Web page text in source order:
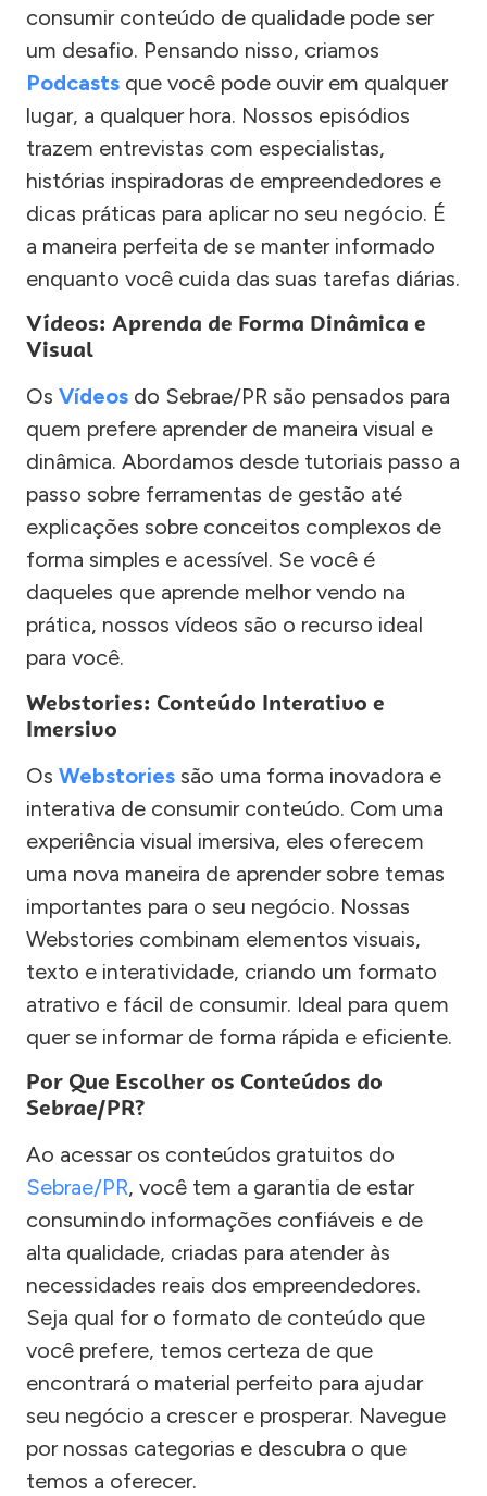
consumir conteúdo de qualidade pode ser
um desafio. Pensando nisso, criamos
Podcasts que você pode ouvir em qualquer
lugar, a qualquer hora. Nossos episódios
trazem entrevistas com especialistas,
histórias inspiradoras de empreendedores e
dicas práticas para aplicar no seu negócio. É
a maneira perfeita de se manter informado
enquanto você cuida das suas tarefas diárias.
Vídeos: Aprenda de Forma Dinâmica e
Visual
Os Vídeos do Sebrae/PR são pensados para
quem prefere aprender de maneira visual e
dinâmica. Abordamos desde tutoriais passo a
passo sobre ferramentas de gestão até
explicações sobre conceitos complexos de
forma simples e acessível. Se você é
daqueles que aprende melhor vendo na
prática, nossos vídeos são o recurso ideal
para você.
Webstories: Conteúdo Interativo e
Imersivo
Os Webstories são uma forma inovadora e
interativa de consumir conteúdo. Com uma
experiência visual imersiva, eles oferecem
uma nova maneira de aprender sobre temas
importantes para o seu negócio. Nossas
Webstories combinam elementos visuais,
texto e interatividade, criando um formato
atrativo e fácil de consumir. Ideal para quem
quer se informar de forma rápida e eficiente.
Por Que Escolher os Conteúdos do
Sebrae/PR?
Ao acessar os conteúdos gratuitos do
Sebrae/PR, você tem a garantia de estar
consumindo informações confiáveis e de
alta qualidade, criadas para atender às
necessidades reais dos empreendedores.
Seja qual for o formato de conteúdo que
você prefere, temos certeza de que
encontrará o material perfeito para ajudar
seu negócio a crescer e prosperar. Navegue
por nossas categorias e descubra o que
temos a oferecer.